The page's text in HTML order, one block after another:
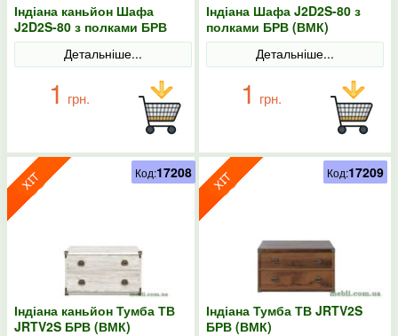
Індіана каньйон Шафа
J2D2S-80 з полками БРВ
(ВМК)
Детальніше...
1 грн.
Індіана Шафа J2D2S-80 з
полками БРВ (ВМК)
Детальніше...
1 грн.
Індіана каньйон Тумба ТВ
JRTV2S БРВ (ВМК)
Код:17208
Індіана Тумба ТВ JRTV2S
БРВ (ВМК)
Код:17209